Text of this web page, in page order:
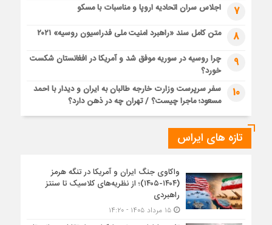
7 اجلاس سران اتحادیه اروپا و مناسبات با مسکو
8 متن کامل سند «راهبرد امنیت ملی فدراسیون روسیه» ۲۰۲۱
9
چرا روسیه در سوریه موفق شد و آمریکا در افغانستان شکست
خورد؟
10
سفر سرپرست وزارت خارجه طالبان به ایران و دیدار با احمد
مسعود؛ ماجرا چیست؟ / تهران چه در ذهن دارد؟
تازه های ایراس
واکاوی جنگ ایران و آمریکا در تنگه هرمز
(۱۴۰۴-۱۴۰۵)؛ از نظریه‌های کلاسیک تا سنتز
راهبردی
۱۵ مرداد ۱۴۰۵ - ۱۴:۲۰